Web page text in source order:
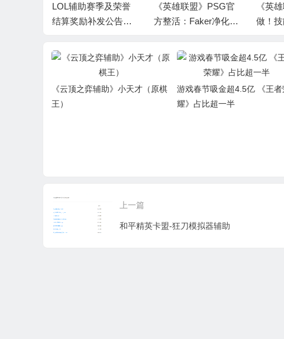
LOL辅助赛季及荣誉
结算奖励补发公告：1
补发相应奖励
《英雄联盟》PSG官
方整活：Faker净化秒
《英
做！
《云顶之弈辅助》小天才（原棋
王）
游戏春节吸金超4.5亿 《王者
耀》占比超一半
上一篇
和平精英卡盟-狂刀模拟器辅助